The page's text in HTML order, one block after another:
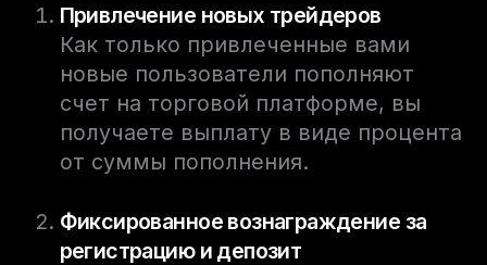
Привлечение новых трейдеров
Как только привлеченные вами
новые пользователи пополняют
счет на торговой платформе, вы
получаете выплату в виде процента
от суммы пополнения.
Фиксированное вознаграждение за
регистрацию и депозит